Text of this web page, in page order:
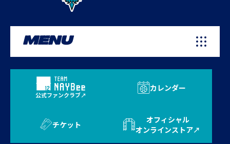
MENU
公式ファンクラブ
カレンダー
チケット
オフィシャル
オンラインストア